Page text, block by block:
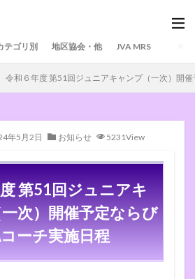
テゴリ別 地区協会・他 JVA MRS
令和６年度 第51回ジュニアキャンプ（一次）開
年5月2日 お知らせ 5231View
第51回ジュニアキ
次）開催予定ならび
ーチ実施日程